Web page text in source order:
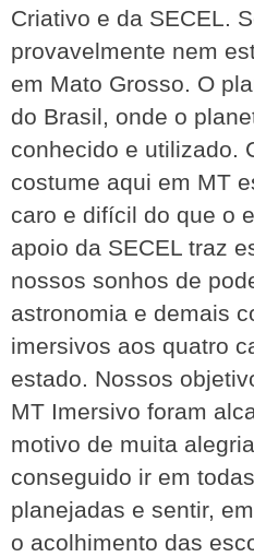
Criativo e da SECEL.
provavelmente nem
em Mato Grosso. O
do Brasil, onde o
conhecido e utilizado.
costume aqui em MT
caro e difícil do que o
apoio da SECEL traz
nossos sonhos de
astronomia e demais
imersivos aos quatro
estado. Nossos
MT Imersivo foram
motivo de muita
conseguido ir em
planejadas e sentir,
o acolhimento das